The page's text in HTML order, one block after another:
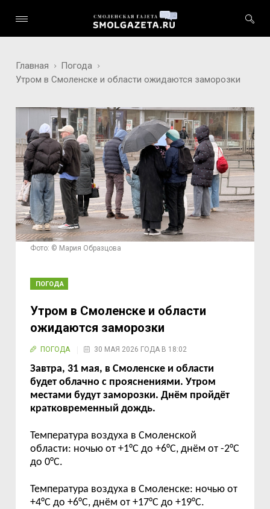
Главная
Погода
Утром в Смоленске и области ожидаются заморозки
Фото: © Мария Образцова
ПОГОДА
Утром в Смоленске и области
ожидаются заморозки
ПОГОДА 30 МАЯ 2026 ГОДА В 18:02
Завтра,31 мая, в Смоленске и области
будет облачнос прояснениями.Утром
местами будут заморозки.Днём пройдёт
кратковременный дождь.
Температура воздуха в Смоленской
области: ночьюот+1°Cдо+6°C,днёмот-2°C
до0°C.
Температура воздуха в Смоленске: ночьюот
+4°Cдо+6°C, днёмот+17°Cдо+19°C.